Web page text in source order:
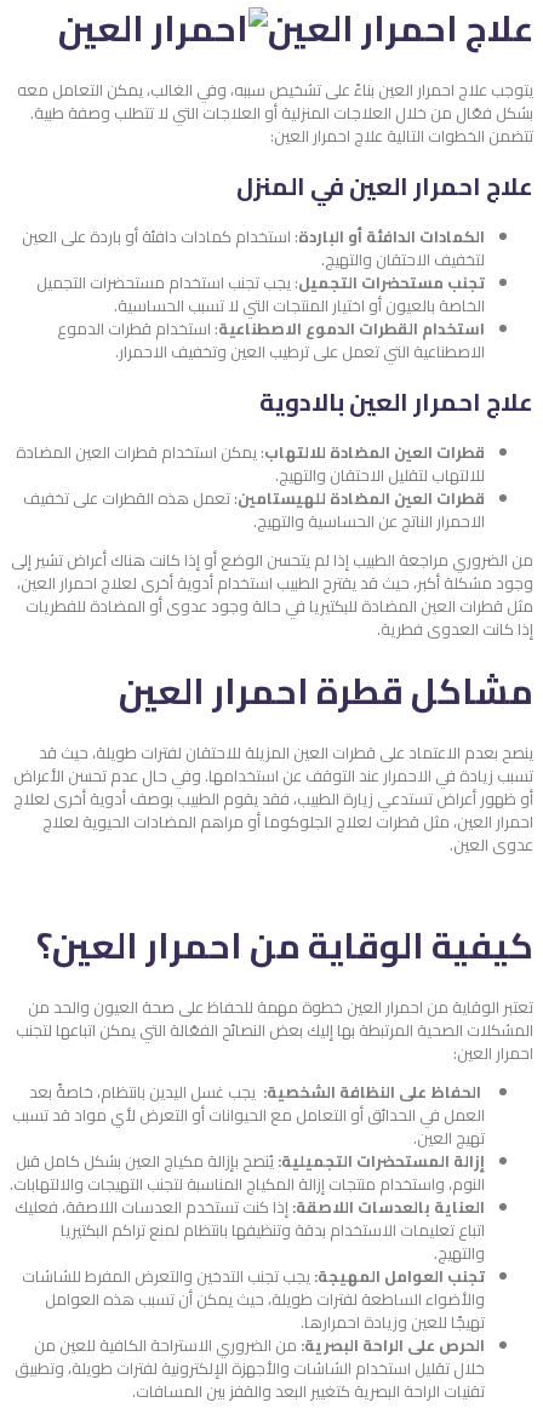
علاج احمرار العين
يتوجب علاج احمرار العين بناءً على تشخيص سببه، وفي الغالب، يمكن التعامل معه
بشكل فعّال من خلال العلاجات المنزلية أو العلاجات التي لا تتطلب وصفة طبية.
تتضمن الخطوات التالية علاج احمرار العين:
علاج احمرار العين في المنزل
الكمادات الدافئة أو الباردة: استخدام كمادات دافئة أو باردة على العين
لتخفيف الاحتقان والتهيج.
تجنب مستحضرات التجميل: يجب تجنب استخدام مستحضرات التجميل
الخاصة بالعيون أو اختيار المنتجات التي لا تسبب الحساسية.
استخدام القطرات الدموع الاصطناعية: استخدام قطرات الدموع
الاصطناعية التي تعمل على ترطيب العين وتخفيف الاحمرار.
علاج احمرار العين بالادوية
قطرات العين المضادة للالتهاب: يمكن استخدام قطرات العين المضادة
للالتهاب لتقليل الاحتقان والتهيج.
قطرات العين المضادة للهيستامين: تعمل هذه القطرات على تخفيف
الاحمرار الناتج عن الحساسية والتهيج.
من الضروري مراجعة الطبيب إذا لم يتحسن الوضع أو إذا كانت هناك أعراض تشير إلى
وجود مشكلة أكبر، حيث قد يقترح الطبيب استخدام أدوية أخرى لعلاج احمرار العين،
مثل قطرات العين المضادة للبكتيريا في حالة وجود عدوى أو المضادة للفطريات
إذا كانت العدوى فطرية.
مشاكل قطرة احمرار العين
ينصح بعدم الاعتماد على قطرات العين المزيلة للاحتقان لفترات طويلة، حيث قد
تسبب زيادة في الاحمرار عند التوقف عن استخدامها. وفي حال عدم تحسن الأعراض
أو ظهور أعراض تستدعي زيارة الطبيب، فقد يقوم الطبيب بوصف أدوية أخرى لعلاج
احمرار العين، مثل قطرات لعلاج الجلوكوما أو مراهم المضادات الحيوية لعلاج
عدوى العين.
كيفية الوقاية من احمرار العين؟
تعتبر الوقاية من احمرار العين خطوة مهمة للحفاظ على صحة العيون والحد من
المشكلات الصحية المرتبطة بها إليك بعض النصائح الفعّالة التي يمكن اتباعها لتجنب
احمرار العين:
الحفاظ على النظافة الشخصية: يجب غسل اليدين بانتظام، خاصةً بعد
العمل في الحدائق أو التعامل مع الحيوانات أو التعرض لأي مواد قد تسبب
تهيج العين.
إزالة المستحضرات التجميلية:يُنصح بإزالة مكياج العين بشكل كامل قبل
النوم، واستخدام منتجات إزالة المكياج المناسبة لتجنب التهيجات والالتهابات.
العناية بالعدسات اللاصقة:إذا كنت تستخدم العدسات اللاصقة، فعليك
اتباع تعليمات الاستخدام بدقة وتنظيفها بانتظام لمنع تراكم البكتيريا
والتهيج.
تجنب العوامل المهيجة:يجب تجنب التدخين والتعرض المفرط للشاشات
والأضواء الساطعة لفترات طويلة، حيث يمكن أن تسبب هذه العوامل
تهيجًا للعين وزيادة احمرارها.
الحرص على الراحة البصرية: من الضروري الاستراحة الكافية للعين من
خلال تقليل استخدام الشاشات والأجهزة الإلكترونية لفترات طويلة، وتطبيق
تقنيات الراحة البصرية كتغيير البعد والقفز بين المسافات.